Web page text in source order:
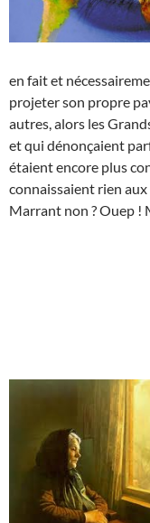
en fait et
projeter son propre
autres, alors les
et qui dénonçaient
étaient encore plus
connaissaient rien aux
Marrant non ? Ouep !